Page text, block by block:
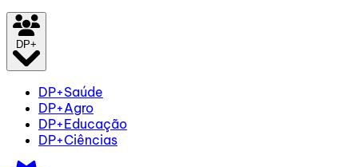
DP+
DP+Saúde
DP+Agro
DP+Educação
DP+Ciências